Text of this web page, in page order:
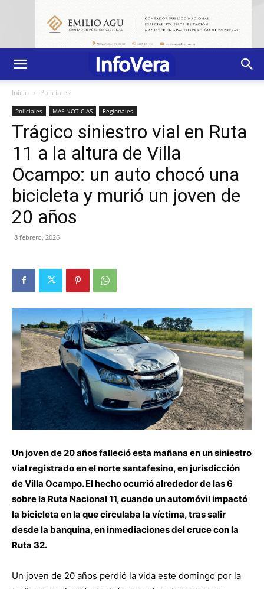
Inicio Policiales
Policiales MAS NOTICIAS Regionales
Trágico siniestro vial en Ruta
11 a la altura de Villa
Ocampo: un auto chocó una
bicicleta y murió un joven de
20 años
8 febrero, 2026
Un joven de 20 años falleció esta mañana en un siniestro
vial registrado en el norte santafesino, en jurisdicción
de Villa Ocampo. El hecho ocurrió alrededor de las 6
sobre la Ruta Nacional 11, cuando un automóvil impactó
la bicicleta en la que circulaba la víctima, tras salir
desde la banquina, en inmediaciones del cruce con la
Ruta 32.
Un joven de 20 años perdió la vida este domingo por la